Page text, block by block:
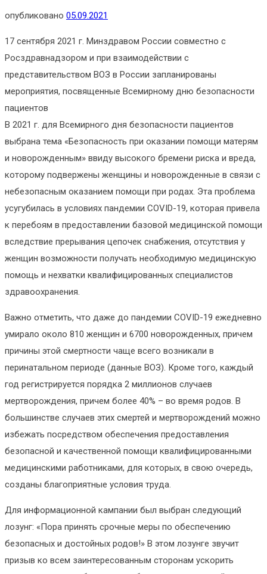
опубликовано 05.09.2021
17 сентября 2021 г. Минздравом России совместно с
Росздравнадзором и при взаимодействии с
представительством ВОЗ в России запланированы
мероприятия, посвященные Всемирному дню безопасности
пациентов
В 2021 г. для Всемирного дня безопасности пациентов
выбрана тема «Безопасность при оказании помощи матерям
и новорожденным» ввиду высокого бремени риска и вреда,
которому подвержены женщины и новорожденные в связи с
небезопасным оказанием помощи при родах. Эта проблема
усугубилась в условиях пандемии COVID-19, которая привела
к перебоям в предоставлении базовой медицинской помощи
вследствие прерывания цепочек снабжения, отсутствия у
женщин возможности получать необходимую медицинскую
помощь и нехватки квалифицированных специалистов
здравоохранения.
Важно отметить, что даже до пандемии COVID-19 ежедневно
умирало около 810 женщин и 6700 новорожденных, причем
причины этой смертности чаще всего возникали в
перинатальном периоде (данные ВОЗ). Кроме того, каждый
год регистрируется порядка 2 миллионов случаев
мертворождения, причем более 40% – во время родов. В
большинстве случаев этих смертей и мертворождений можно
избежать посредством обеспечения предоставления
безопасной и качественной помощи квалифицированными
медицинскими работниками, для которых, в свою очередь,
созданы благоприятные условия труда.
Для информационной кампании был выбран следующий
лозунг: «Пора принять срочные меры по обеспечению
безопасных и достойных родов!» В этом лозунге звучит
призыв ко всем заинтересованным сторонам ускорить